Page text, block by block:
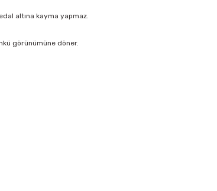
altına kayma yapmaz.
görünümüne döner.